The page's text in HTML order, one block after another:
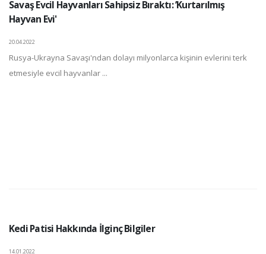
Savaş Evcil Hayvanları Sahipsiz Bıraktı: ’Kurtarılmış
Hayvan Evi'
20.04.2022
Rusya-Ukrayna Savaşı'ndan dolayı milyonlarca kişinin evlerini terk
etmesiyle evcil hayvanlar ...
Kedi Patisi Hakkında İlginç Bilgiler
14.01.2022